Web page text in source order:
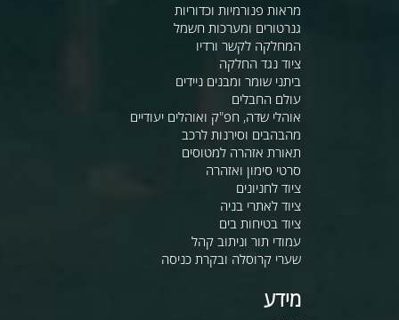
מראות פנורמיות וכדוריות
גנרטורים ומערכות חשמל
המחלקה לקשר ורדיו
ציוד נגד החלקה
ביתני שומר ומבנים ניידים
עולם החבלים
אוהלי שדה, חפ"ק ואוהלים יעודיים
מהבהבים וסירנות לרכב
תאורת אזהרה למטוסים
סרטי סימון ואזהרה
ציוד לחניונים
ציוד לאתרי בניה
ציוד בטיחות בים
עמודי תור וניתוב קהל
שערי קרוסלה ובקרת כניסה
מידע